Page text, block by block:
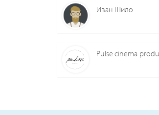
Иван Шило
Pulse.cinema